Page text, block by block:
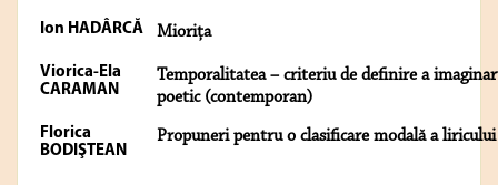
Ion HADÂRCĂ Mioriţa
Viorica-Ela
CARAMAN
Temporalitatea – criteriu de definire a
poetic (contemporan)
Florica
BODIŞTEAN
Propuneri pentru o clasificare modală a liricului